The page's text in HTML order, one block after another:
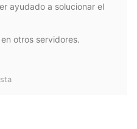
ayudado a solucionar el
otros servidores.